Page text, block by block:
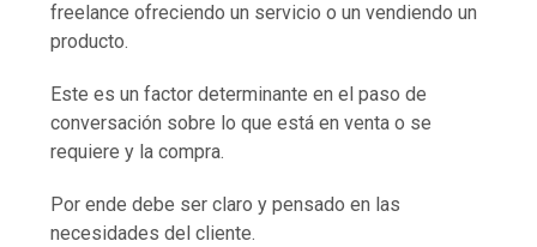
freelance ofreciendo un servicio o un vendiendo un
producto.
Este es un factor determinante en el paso de
conversación sobre lo que está en venta o se
requiere y la compra.
Por ende debe ser claro y pensado en las
necesidades del cliente.